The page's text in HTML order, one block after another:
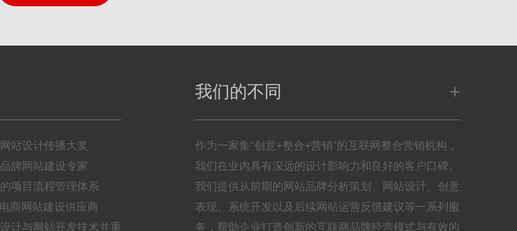
站设计传播大奖
牌网站建设专家
项目流程管理体系
商网站建设供应商
计与网站开发技术并重
我们的不同 +
作为一家集“创意+整合+营销”的互联网整合营销机构，
我们在业内具有深远的设计影响力和良好的客户口碑。
我们提供从前期的网站品牌分析策划、网站设计、创意
表现、系统开发以及后续网站运营反馈建议等一系列服
务，帮助企业打造创新的互联网品牌经营模式与有效的